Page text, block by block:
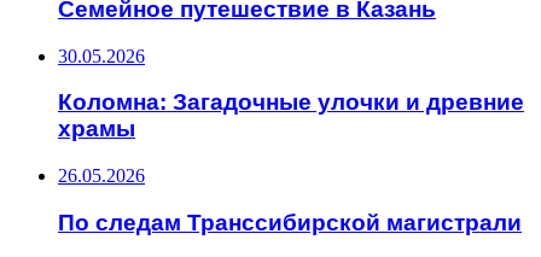
Семейное путешествие в Казань
30.05.2026
Коломна: Загадочные улочки и древние
храмы
26.05.2026
По следам Транссибирской магистрали